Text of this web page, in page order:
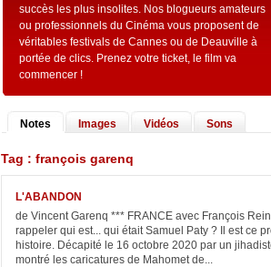
succès les plus insolites. Nos blogueurs amateurs
ou professionnels du Cinéma vous proposent de
véritables festivals de Cannes ou de Deauville à
portée de clics. Prenez votre ticket, le film va
commencer !
Notes Images Vidéos Sons
Tag : françois garenq
L'ABANDON
de Vincent Garenq *** FRANCE avec François
rappeler qui est... qui était Samuel Paty ? Il est ce
histoire. Décapité le 16 octobre 2020 par un
montré les caricatures de Mahomet de...